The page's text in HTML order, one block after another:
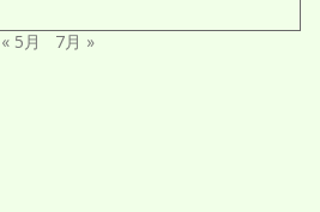
« 5月 7月 »